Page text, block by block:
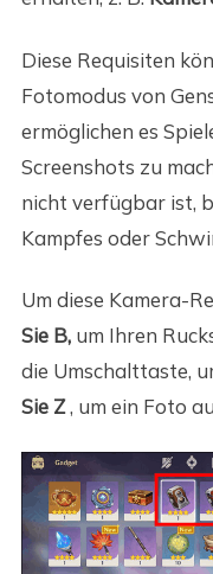
Diese Requisiten
Fotomodus von
ermöglichen es
Screenshots zu
nicht verfügbar ist,
Kampfes oder
Um diese Kamera-
Sie B,um Ihren
die Umschalttaste,
Sie Z, um ein Foto